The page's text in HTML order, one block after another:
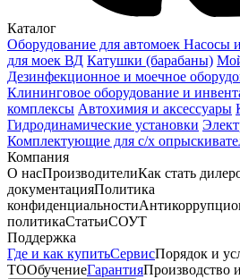
Каталог
Оборудование для автомоек Насосы
для моек ВД Катушки (барабаны)
Дезинфекционное и моечное
Клининговое оборудование и
комплексы Автохимия и аксессуары
Гидродинамические установки
Комплектующие для с/х
Компания
О насПроизводителиКак стать
документацияПолитика
конфиденциальности
политикаСтатьиСОУТ
Поддержка
Где и как купитьСервисПорядок и
ТООбучениеГарантияПроизводство